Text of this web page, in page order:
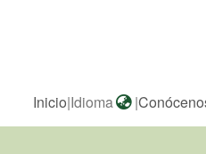
Inicio|Idioma |